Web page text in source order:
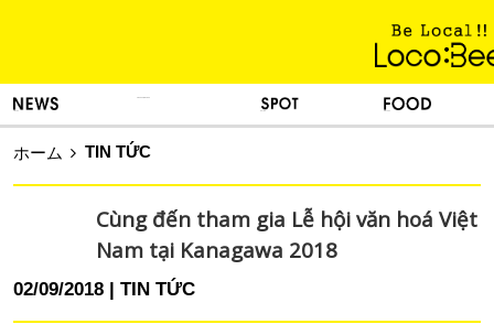
ホーム TIN TỨC
Cùng đến tham gia Lễ hội văn hoá Việt
Nam tại Kanagawa 2018
02/09/2018 TIN TỨC